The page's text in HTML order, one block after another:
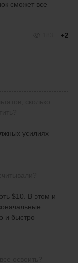
сможет все
+2
усилиях
$10. В этом и
и быстро